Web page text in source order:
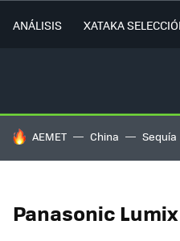
ANÁLISIS XATAKA
HOY SE HABLA DE
AEMET China Sequía
Panasonic Lumix